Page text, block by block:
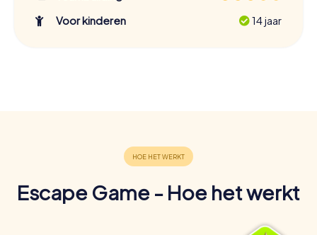
Voor kinderen
14 jaar
Escape Game - Hoe het werkt